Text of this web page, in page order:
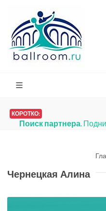
КОРОТКО:
Поиск партнера.
Чернецкая Алина